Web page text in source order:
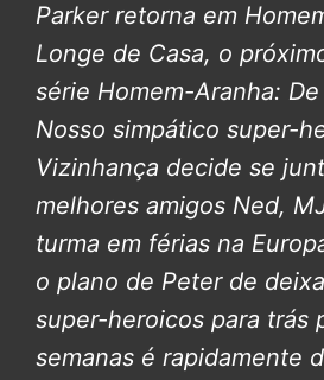
Parker retorna em
Longe de Casa, o
série Homem-Aranha:
Nosso simpático super-
Vizinhança decide se
melhores amigos Ned,
turma em férias na
o plano de Peter de
super-heroicos para trás
semanas é rapidamente